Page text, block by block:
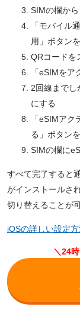
SIMの欄か
「モバイル
用」ボタン
QRコードを
「eSIMを
2回線までし
にする
「eSIMア
る」ボタン
SIMの欄に
すべて完了すると
がインストールさ
切り替えることが
iOSの詳しい設定
＼24